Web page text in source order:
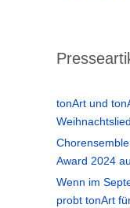
tonArt und
Award 2024
Wenn im
probt tonArt